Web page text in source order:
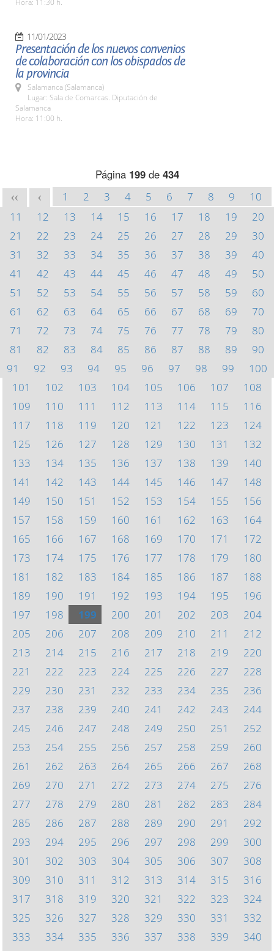
Hora: 11:30 h.
11/01/2023
Presentación de los nuevos convenios
de colaboración con los obispados de
la provincia
Salamanca (Salamanca)
Lugar: Sala de Comarcas. Diputación de
Salamanca
Hora: 11:00 h.
Página 199de 434
<< < 1 2 3 4 5 6 7 8 9
10
11
12 13 14 15 16 17 18 19
20
21
22 23 24 25 26 27 28 29
30
31
32 33 34 35 36 37 38 39
40
41
42 43 44 45 46 47 48 49
50
51
52 53 54 55 56 57 58 59
60
61
62 63 64 65 66 67 68 69
70
71
72 73 74 75 76 77 78 79
80
81
82 83 84 85 86 87 88 89
90
91
92 93 94 95 96 97 98 99
100
101
102 103 104 105 106 107
108
109
110 111 112 113 114 115
116
117
118 119 120 121 122 123
124
125
126 127 128 129 130 131
132
133
134 135 136 137 138 139
140
141
142 143 144 145 146 147
148
149
150 151 152 153 154 155
156
157
158 159 160 161 162 163
164
165
166 167 168 169 170 171
172
173
174 175 176 177 178 179
180
181
182 183 184 185 186 187
188
189
190 191 192 193 194 195
196
197
198 199 200 201 202 203
204
205
206 207 208 209 210 211
212
213
214 215 216 217 218 219
220
221
222 223 224 225 226 227
228
229
230 231 232 233 234 235
236
237
238 239 240 241 242 243
244
245
246 247 248 249 250 251
252
253
254 255 256 257 258 259
260
261
262 263 264 265 266 267
268
269
270 271 272 273 274 275
276
277
278 279 280 281 282 283
284
285
286 287 288 289 290 291
292
293
294 295 296 297 298 299
300
301
302 303 304 305 306 307
308
309
310 311 312 313 314 315
316
317
318 319 320 321 322 323
324
325
326 327 328 329 330 331
332
333
334 335 336 337 338 339
340